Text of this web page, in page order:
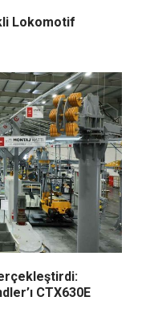
Lokomotif
CTX630E